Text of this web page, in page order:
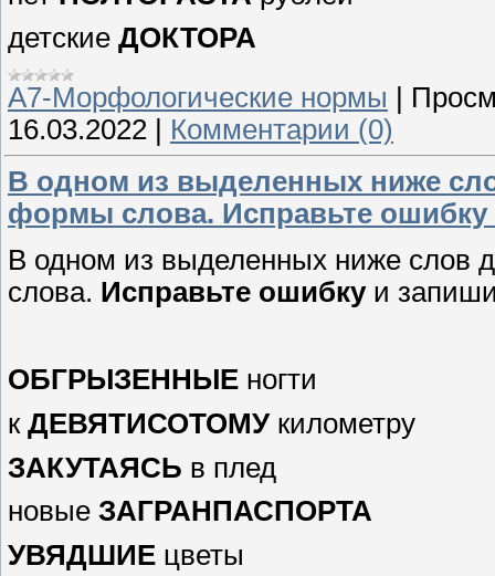
детские ДОКТОРА
А7-Морфологические нормы
16.03.2022
Комментарии (0)
В одном из выделенных ниже
формы слова. Исправьте
В одном из выделенных ниже слов
слова. Исправьте ошибкуи
ОБГРЫЗЕННЫЕ ногти
к ДЕВЯТИСОТОМУ километру
ЗАКУТАЯСЬ в плед
новые ЗАГРАНПАСПОРТА
УВЯДШИЕ цветы